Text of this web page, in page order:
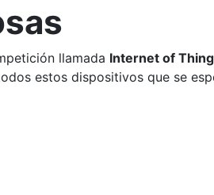
llamada Internet of
estos dispositivos que se